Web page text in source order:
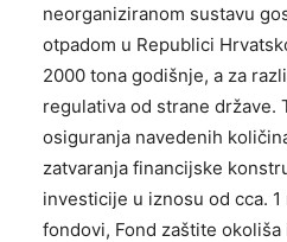
neorganiziranom sustavu
otpadom u Republici
2000 tona godišnje, a za
regulativa od strane države.
osiguranja navedenih
zatvaranja financijske
investicije u iznosu od cca.
fondovi, Fond zaštite